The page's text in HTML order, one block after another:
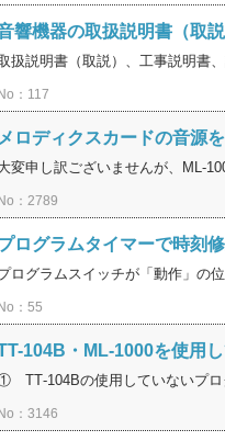
響機器の取扱説明書（取
扱説明書（取説）、工事説明書
No：117
メロディクスカードの音源
変申し訳ございませんが、ML-
No：2789
ログラムタイマーで時刻
ログラムスイッチが「動作」の
No：55
104B・ML-1000を使用
TT‐104Bの使用していないプロ
No：3146